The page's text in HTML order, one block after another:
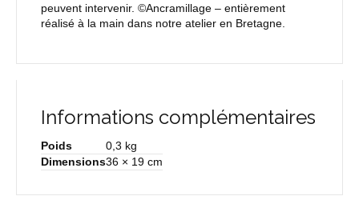
peuvent intervenir. ©Ancramillage – entièrement
réalisé à la main dans notre atelier en Bretagne.
Informations complémentaires
Poids
0,3 kg
Dimensions36 × 19 cm